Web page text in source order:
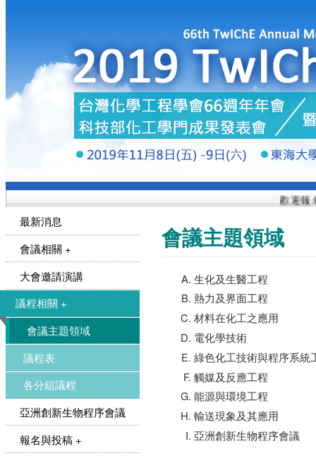
歡迎報
最新消息
會議相關 +
大會邀請演講
議程相關 +
會議主題領域
議程表
各分組議程
亞洲創新生物程序會議
報名與投稿 +
會議主題領域
生化及生醫工程
熱力及界面工程
材料在化工之應用
電化學技術
綠色化工技術與程序系統
觸媒及反應工程
能源與環境工程
輸送現象及其應用
亞洲創新生物程序會議